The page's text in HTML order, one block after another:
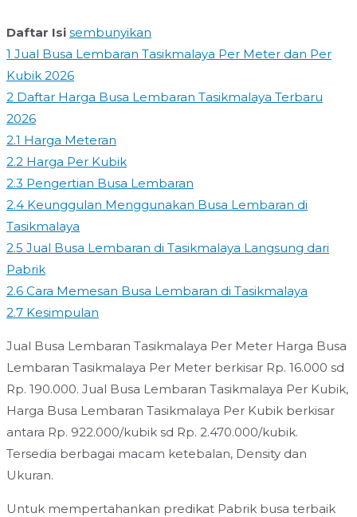
Daftar Isi sembunyikan
1 Jual Busa Lembaran Tasikmalaya Per Meter dan Per
Kubik 2026
2 Daftar Harga Busa Lembaran Tasikmalaya Terbaru
2026
2.1 Harga Meteran
2.2 Harga Per Kubik
2.3 Pengertian Busa Lembaran
2.4 Keunggulan Menggunakan Busa Lembaran di
Tasikmalaya
2.5 Jual Busa Lembaran di Tasikmalaya Langsung dari
Pabrik
2.6 Cara Memesan Busa Lembaran di Tasikmalaya
2.7 Kesimpulan
Jual Busa Lembaran Tasikmalaya Per Meter Harga Busa
Lembaran Tasikmalaya Per Meter berkisar Rp. 16.000 sd
Rp. 190.000. Jual Busa Lembaran Tasikmalaya Per Kubik,
Harga Busa Lembaran Tasikmalaya Per Kubik berkisar
antara Rp. 922.000/kubik sd Rp. 2.470.000/kubik.
Tersedia berbagai macam ketebalan, Density dan
Ukuran.
Untuk mempertahankan predikat Pabrik busa terbaik